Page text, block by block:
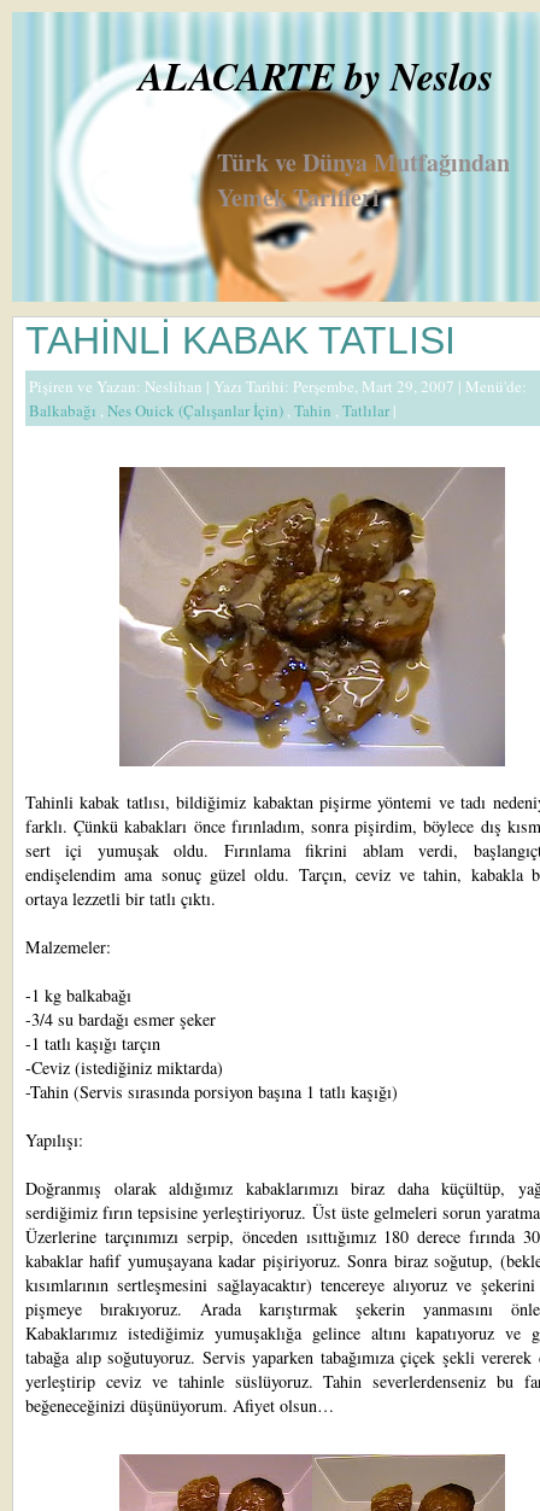
ALACARTE by Neslos
Türk ve Dünya Mutfağından
Yemek Tarifleri
TAHİNLİ KABAK TATLISI
Pişiren ve Yazan: Neslihan | Yazı Tarihi: Perşembe, Mart 29, 2007 | Menü'de:
Balkabağı ,Nes Ouick (Çalışanlar İçin) ,Tahin ,Tatlılar|
Tahinli kabak tatlısı, bildiğimiz kabaktan pişirme yöntemi ve tadı
farklı. Çünkü kabakları önce fırınladım, sonra pişirdim, böylece dış
sert içi yumuşak oldu. Fırınlama fikrini ablam verdi,
endişelendim ama sonuç güzel oldu. Tarçın, ceviz ve tahin, kabakla
ortaya lezzetli bir tatlı çıktı.
Malzemeler:
-1 kg balkabağı
-3/4 su bardağı esmer şeker
-1 tatlı kaşığı tarçın
-Ceviz (istediğiniz miktarda)
-Tahin (Servis sırasında porsiyon başına 1 tatlı kaşığı)
Yapılışı:
Doğranmış olarak aldığımız kabaklarımızı biraz daha küçültüp,
serdiğimiz fırın tepsisine yerleştiriyoruz. Üst üste gelmeleri sorun
Üzerlerine tarçınımızı serpip, önceden ısıttığımız 180 derece fırında
kabaklar hafif yumuşayana kadar pişiriyoruz. Sonra biraz soğutup,
kısımlarının sertleşmesini sağlayacaktır) tencereye alıyoruz ve
pişmeye bırakıyoruz. Arada karıştırmak şekerin yanmasını
Kabaklarımız istediğimiz yumuşaklığa gelince altını kapatıyoruz ve
tabağa alıp soğutuyoruz. Servis yaparken tabağımıza çiçek şekli
yerleştirip ceviz ve tahinle süslüyoruz. Tahin severlerdenseniz bu
beğeneceğinizi düşünüyorum. Afiyet olsun…